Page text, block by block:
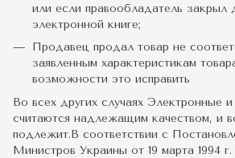
или если правообладатель закрыл
электронной книге;
Продавец продал товар не
заявленным характеристикам
возможности это исправить
Во всех других случаях Электронные
считаются надлежащим качеством, и
подлежит.В соответствии с
Министров Украины от 19 марта 1994